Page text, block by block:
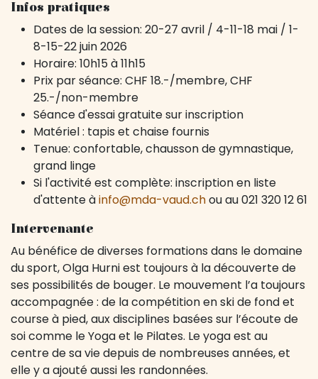
Infos pratiques
Dates de la session: 20-27 avril / 4-11-18 mai / 1-
8-15-22 juin 2026
Horaire: 10h15 à 11h15
Prix par séance: CHF 18.-/membre, CHF
25.-/non-membre
Séance d'essai gratuite sur inscription
Matériel : tapis et chaise fournis
Tenue: confortable, chausson de gymnastique,
grand linge
Si l'activité est complète: inscription en liste
d'attente àinfo@mda-vaud.chou au 021 320 12 61
Intervenante
Au bénéfice de diverses formations dans le domaine
du sport, Olga Hurni est toujours à la découverte de
ses possibilités de bouger. Le mouvement l’a toujours
accompagnée : de la compétition en ski de fond et
course à pied, aux disciplines basées sur l’écoute de
soi comme le Yoga et le Pilates. Le yoga est au
centre de sa vie depuis de nombreuses années, et
elle y a ajouté aussi les randonnées.